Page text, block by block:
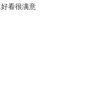
看很满意